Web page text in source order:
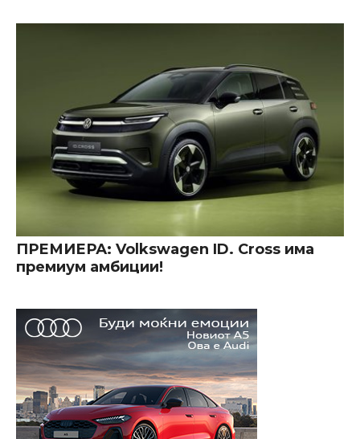
ПРЕМИЕРА: Volkswagen ID. Cross има
премиум амбиции!